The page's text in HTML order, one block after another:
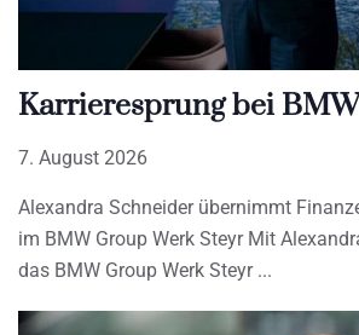
Karrieresprung bei BMW
7. August 2026
Alexandra Schneider übernimmt
im BMW Group Werk Steyr Mit
das BMW Group Werk Steyr